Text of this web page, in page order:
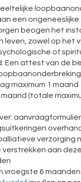
een
beogen het
leven, zowel op het
of
Een attest van de
maximum 1 maand
(totale
verzorging
verstrekken aan
vroegste 6